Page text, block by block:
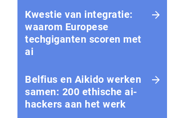
Kwestie van integratie:
waarom Europese
techgiganten scoren met
ai
Belfius en Aikido werken
samen: 200 ethische ai-
hackers aan het werk